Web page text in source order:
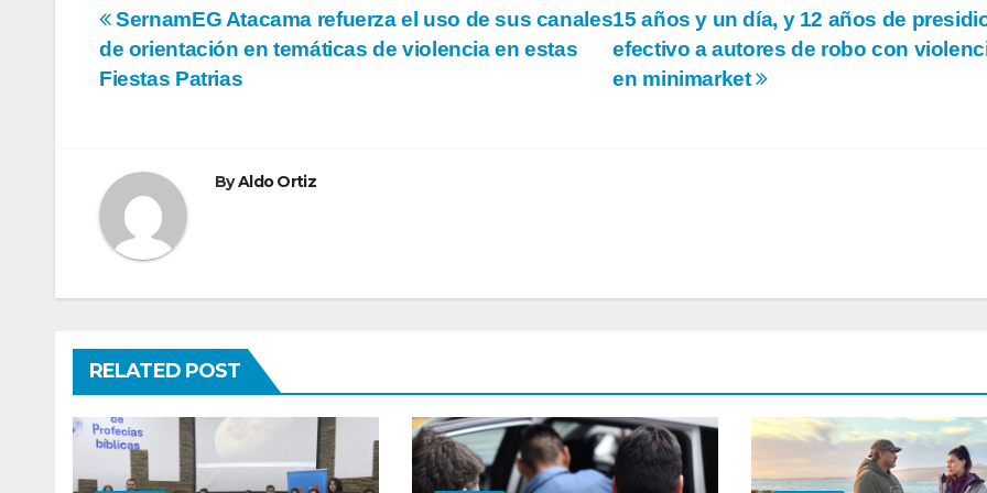
Navegación
de
15 años y un día, y 12 años de
efectivo a autores de robo con
en minimarket
SernamEG Atacama refuerza el uso de sus canales
de orientación en temáticas de violencia en estas
Fiestas Patrias
ByAldo Ortiz
RELATED POST